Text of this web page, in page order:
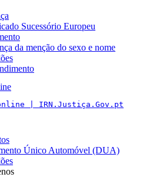
Sucessório Europeu
da menção do sexo e nome
| IRN.Justiça.Gov.pt
Único Automóvel (DUA)